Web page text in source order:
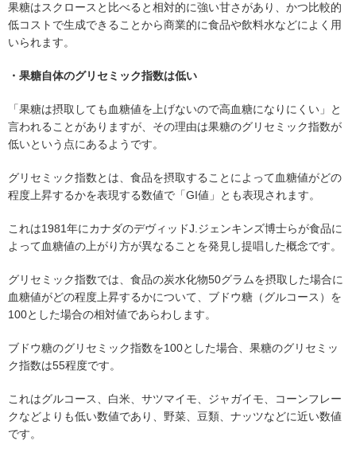
果糖はスクロースと比べると相対的に強い甘さがあり、かつ比較的
低コストで生成できることから商業的に食品や飲料水などによく用
いられます。
・果糖自体のグリセミック指数は低い
「果糖は摂取しても血糖値を上げないので高血糖になりにくい」と
言われることがありますが、その理由は果糖のグリセミック指数が
低いという点にあるようです。
グリセミック指数とは、食品を摂取することによって血糖値がどの
程度上昇するかを表現する数値で「GI値」とも表現されます。
これは1981年にカナダのデヴィッドJ.ジェンキンズ博士らが食品に
よって血糖値の上がり方が異なることを発見し提唱した概念です。
グリセミック指数では、食品の炭水化物50グラムを摂取した場合に
血糖値がどの程度上昇するかについて、ブドウ糖（グルコース）を
100とした場合の相対値であらわします。
ブドウ糖のグリセミック指数を100とした場合、果糖のグリセミッ
ク指数は55程度です。
これはグルコース、白米、サツマイモ、ジャガイモ、コーンフレー
クなどよりも低い数値であり、野菜、豆類、ナッツなどに近い数値
です。